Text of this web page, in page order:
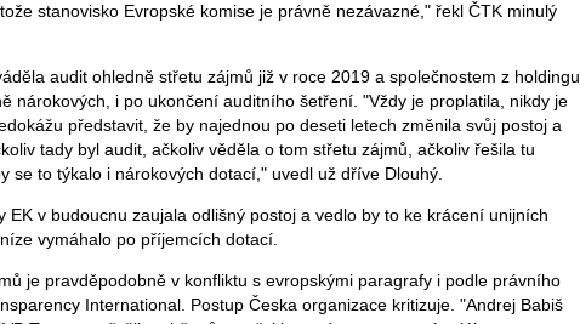
stanovisko Evropské komise je právně nezávazné," řekl ČTK minulý
audit ohledně střetu zájmů již v roce 2019 a společnostem z holdingu
nárokových, i po ukončení auditního šetření. "Vždy je proplatila, nikdy je
představit, že by najednou po deseti letech změnila svůj postoj a
tady byl audit, ačkoliv věděla o tom střetu zájmů, ačkoliv řešila tu
se to týkalo i nárokových dotací," uvedl už dříve Dlouhý.
EK v budoucnu zaujala odlišný postoj a vedlo by to ke krácení unijních
vymáhalo po příjemcích dotací.
je pravděpodobně v konfliktu s evropskými paragrafy i podle právního
International. Postup Česka organizace kritizuje. "Andrej Babiš